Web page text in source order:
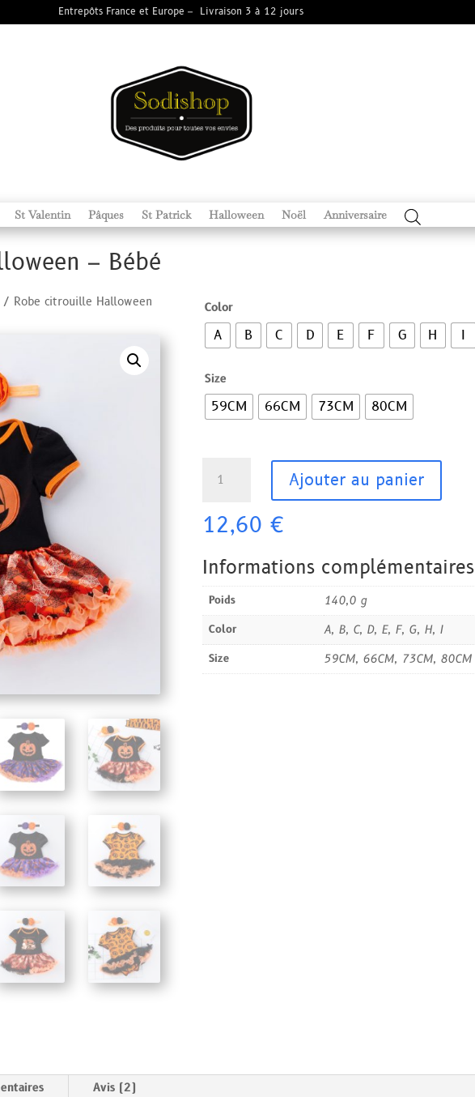
Entrepôts France et Europe – Livraison 3 à 12 jours
St Valentin Pâques St Patrick Halloween Noël Anniversaire
– Bébé
Robe citrouille Halloween
Color
A B C D E F G H I
Size
59CM 66CM 73CM 80CM
citrouille
Halloween
-
Bébé
Ajouter au panier
12,60 €
Informations complémentaires
Poids 140,0 g
Color A, B, C, D, E, F, G, H, I
Size 59CM, 66CM, 73CM, 80CM
Avis (2)